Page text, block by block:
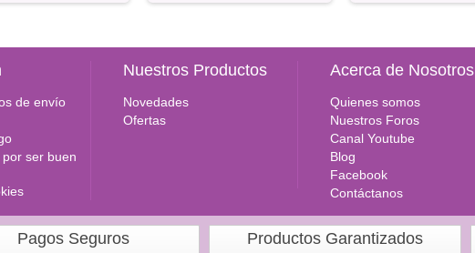
de envío
ser buen
Nuestros Productos
Novedades
Ofertas
Acerca de Nosotros
Quienes somos
Nuestros Foros
Canal Youtube
Blog
Facebook
Contáctanos
Pagos Seguros Productos Garantizados